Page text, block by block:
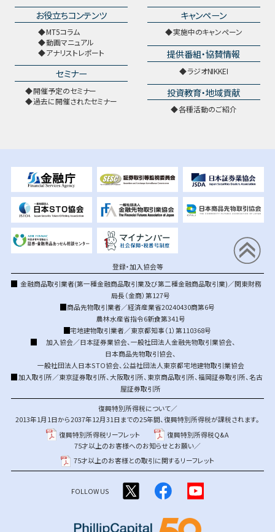
お役立ちコンテンツ
MT5コラム
動画マニュアル
アナリストレポート
セミナー
開催予定のセミナー
過去に開催されたセミナー
キャンペーン
実施中のキャンペーン
提供番組・協賛情報
ラジオNIKKEI
投資教育・地域貢献
各種活動のご紹介
登録・加入協会等
金融商品取引業者(第一種金融商品取引業及び第二種金融商品取引業)／関東財務
局長（金商）第127号
商品先物取引業者／経済産業省20240430商第6号
農林水産省指令6新食第341号
宅地建物取引業者／東京都知事（1）第110368号
加入協会／日本証券業協会、 一般社団法人金融先物取引業協会、
日本商品先物取引協会、
一般社団法人日本STO協会、 公益社団法人東京都宅地建物取引業協会
加入取引所／東京証券取引所、大阪取引所、 東京商品取引所、福岡証券取引所、名古
屋証券取引所
復興特別所得税について／
2013年1月1日から2037年12月31日までの25年間、復興特別所得税が課税されます。
復興特別所得税リーフレット
復興特別所得税Q&A
75才以上のお客様へのお知らせとお願い／
75才以上のお客様との取引に関するリーフレット
FOLLOW US